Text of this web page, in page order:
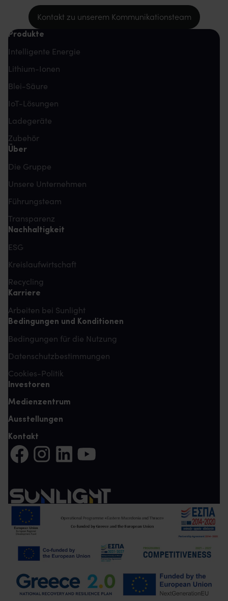
Kontakt zu unserem Kommunikationsteam
Produkte
Intelligente Energie
Lithium-Ionen
Blei-Säure
IoT-Lösungen
Ladegeräte
Zubehör
Über
Die Gruppe
Unsere Unternehmen
Führungsteam
Transparenz
Nachhaltigkeit
ESG
Kreislaufwirtschaft
Recycling
Karriere
Arbeiten bei Sunlight
Bedingungen und Konditionen
Bedingungen für die Nutzung
Datenschutzbestimmungen
Cookies-Politik
Investoren
Medienzentrum
Ausstellungen
Kontakt
Auf Facebook teilen (Es öffnet sich eine neue Registerkarte)
Auf Instagram teilen (Es öffnet sich eine neue
Auf LinkedIn teilen (Es öffnet sich eine neue
Auf YouTube teilen (Es öffnet sich eine